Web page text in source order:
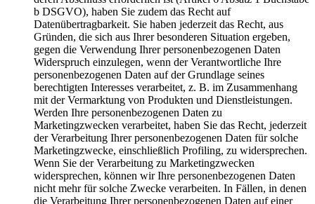
b DSGVO), haben Sie zudem das Recht auf
Datenübertragbarkeit. Sie haben jederzeit das Recht, aus
Gründen, die sich aus Ihrer besonderen Situation ergeben,
gegen die Verwendung Ihrer personenbezogenen Daten
Widerspruch einzulegen, wenn der Verantwortliche Ihre
personenbezogenen Daten auf der Grundlage seines
berechtigten Interesses verarbeitet, z. B. im Zusammenhang
mit der Vermarktung von Produkten und Dienstleistungen.
Werden Ihre personenbezogenen Daten zu
Marketingzwecken verarbeitet, haben Sie das Recht, jederzeit
der Verarbeitung Ihrer personenbezogenen Daten für solche
Marketingzwecke, einschließlich Profiling, zu widersprechen.
Wenn Sie der Verarbeitung zu Marketingzwecken
widersprechen, können wir Ihre personenbezogenen Daten
nicht mehr für solche Zwecke verarbeiten. In Fällen, in denen
die Verarbeitung Ihrer personenbezogenen Daten auf einer